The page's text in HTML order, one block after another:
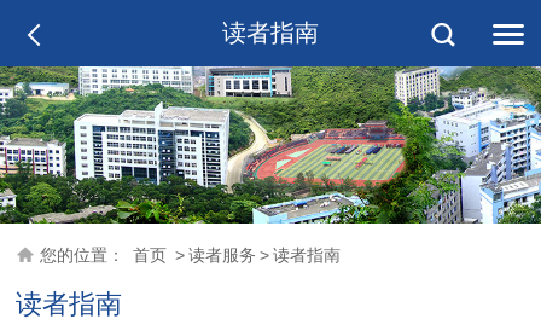
读者指南
您的位置： 首页 > 读者服务 > 读者指南
读者指南